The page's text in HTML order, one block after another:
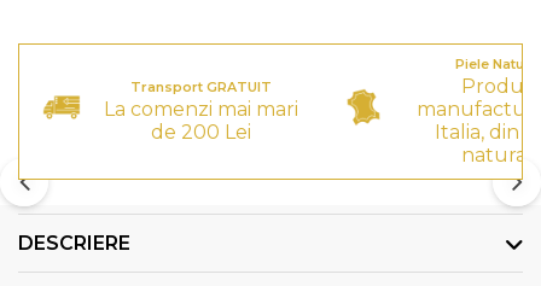
Transport GRATUIT
La comenzi mai mari
de 200 Lei
Piele
Italia, din
DESCRIERE